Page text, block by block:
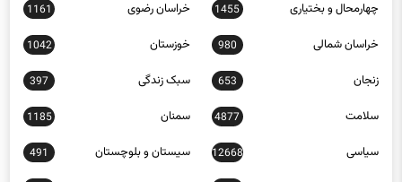
چهارمحال و بختیاری 1455 خراسان رضوی 1161
خراسان شمالی 980 خوزستان 1042
زنجان 653 سبک زندگی 397
سلامت 4877 سمنان 1185
سیاسی 12668 سیستان و بلوچستان 491